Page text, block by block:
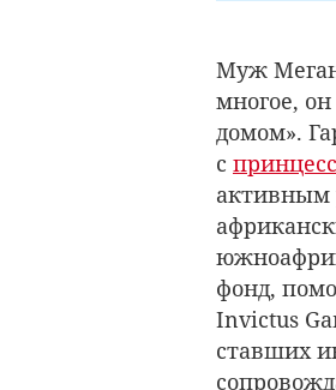
Муж Меган
многое,
домом».
с
активным
фонд,
Invictus
ставших